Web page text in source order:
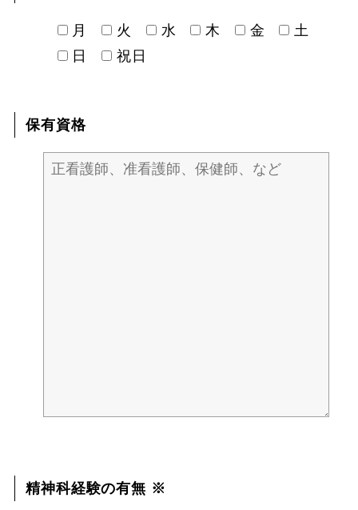
月 火 水 木 金
土
日
祝日
保有資格
精神科経験の有無 ※